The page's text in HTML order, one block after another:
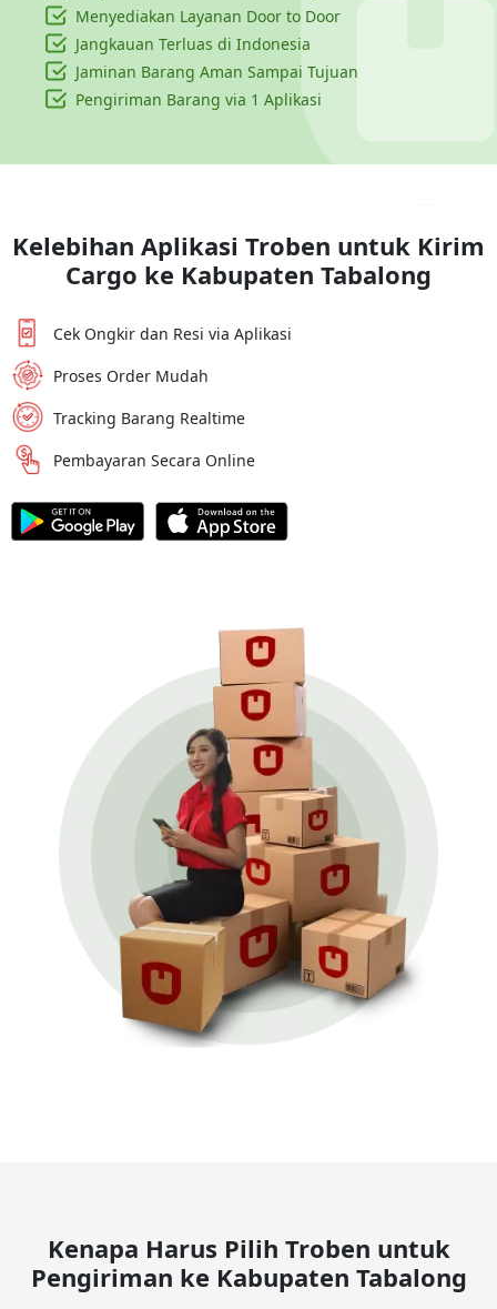
Menyediakan Layanan Door to Door
Jangkauan Terluas di Indonesia
Jaminan Barang Aman Sampai Tujuan
Pengiriman Barang via 1 Aplikasi
Kelebihan Aplikasi Troben untuk Kirim
Cargo ke Kabupaten Tabalong
Cek Ongkir dan Resi via Aplikasi
Proses Order Mudah
Tracking Barang Realtime
Pembayaran Secara Online
Kenapa Harus Pilih Troben untuk
Pengiriman ke Kabupaten Tabalong